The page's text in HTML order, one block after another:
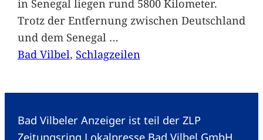
in Senegal liegen rund 5800 Kilometer.
Trotz der Entfernung zwischen Deutschland
und dem Senegal …
Bad Vilbel, Schlagzeilen
Bad Vilbeler Anzeiger ist teil der ZLP
Zeitungsring Lokalpresse Bad Vilbel GmbH.